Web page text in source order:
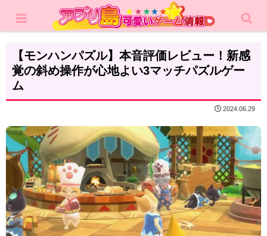
レビュー パズル
【モンハンパズル】本音評価レビュー！新感
覚の斜め操作が心地よい3マッチパズルゲー
ム
2024.06.29